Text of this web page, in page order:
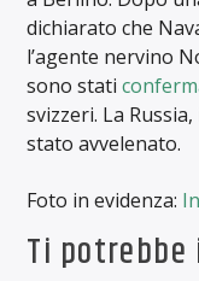
dichiarato che
l’agente nervino
sono stati
svizzeri. La
stato avvelenato.
Foto in evidenza:
Ti potrebbe